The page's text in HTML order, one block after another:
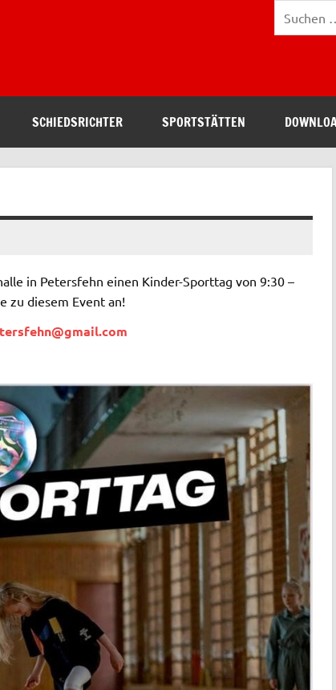
SCHIEDSRICHTER SPORTSTÄTTEN
in Petersfehn einen Kinder-Sporttag von 9:30 –
zu diesem Event an!